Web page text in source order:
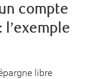
compte
l’exemple
libre